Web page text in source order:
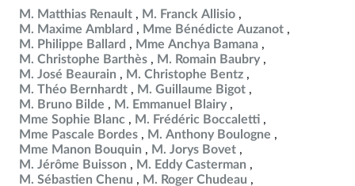
M. Matthias Renault
M. Franck Allisio
M. Maxime Amblard
Mme Bénédicte Auzanot
M. Philippe Ballard
Mme Anchya Bamana
M. Christophe Barthès
M. Romain Baubry
M. José Beaurain
M. Christophe Bentz
M. Théo Bernhardt
M. Guillaume Bigot
M. Bruno Bilde
M. Emmanuel Blairy
Mme Sophie Blanc
M. Frédéric Boccaletti
Mme Pascale Bordes
M. Anthony Boulogne
Mme Manon Bouquin
M. Jorys Bovet
M. Jérôme Buisson
M. Eddy Casterman
M. Sébastien Chenu
M. Roger Chudeau